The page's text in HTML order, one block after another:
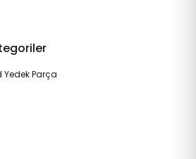
Yedek Parça